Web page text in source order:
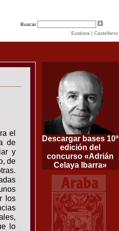
Buscar
Euskara | Castellano
Descargar bases 10ª
edición del
concurso «Adrián
Celaya Ibarra»
el
de
y
de
los
lo